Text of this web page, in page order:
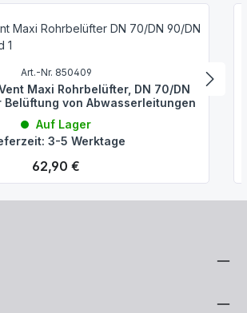
Art.-Nr. 850409
Maxi Rohrbelüfter, DN 70/DN
Belüftung von Abwasserleitungen
Auf Lager
3-5 Werktage
Regulärer Preis:
62,90 €